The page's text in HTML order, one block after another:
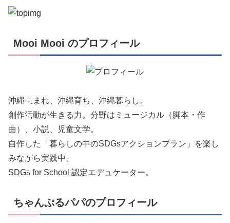
創
動
の
れ
こ
。
Mooi Mooi のプロフィール
沖縄生まれ、沖縄育ち、沖縄暮らし。
創作活動が生きる力。分野はミュージカル（脚本・作
曲）、小説、児童文学。
自作した「暮らしの中のSDGsアクションプラン」を楽し
みながら実践中。
SDGs for School 認定エデュケーター。
ちゃんぷるパパのプロフィール